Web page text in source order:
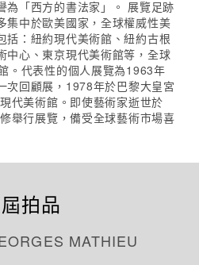
「西方的書法家」。 展覽足跡
集中於歐美國家，全球權威性美
括：紐約現代美術館、紐約古根
中心、東京現代美術館等，全球
。代表性的個人展覽為1963年
次回顧展，1978年於巴黎大皇宮
代美術館。即使藝術家逝世於
舉行展覽，備受全球藝術市場喜
拍品
MATHIEU